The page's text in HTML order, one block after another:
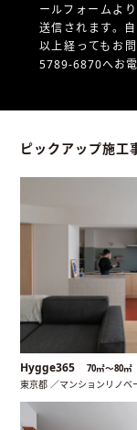
ールフォームよ
送信されます。
以上経ってもお
5789-6870へお電
ピックアップ施工
Hygge365 70㎡〜80㎡
東京都 ／マンションリノベ